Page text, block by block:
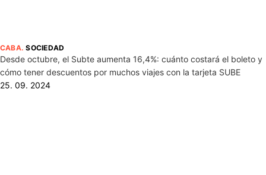
CABA.SOCIEDAD
Desde octubre, el Subte aumenta 16,4%: cuánto costará el boleto y
cómo tener descuentos por muchos viajes con la tarjeta SUBE
25. 09. 2024